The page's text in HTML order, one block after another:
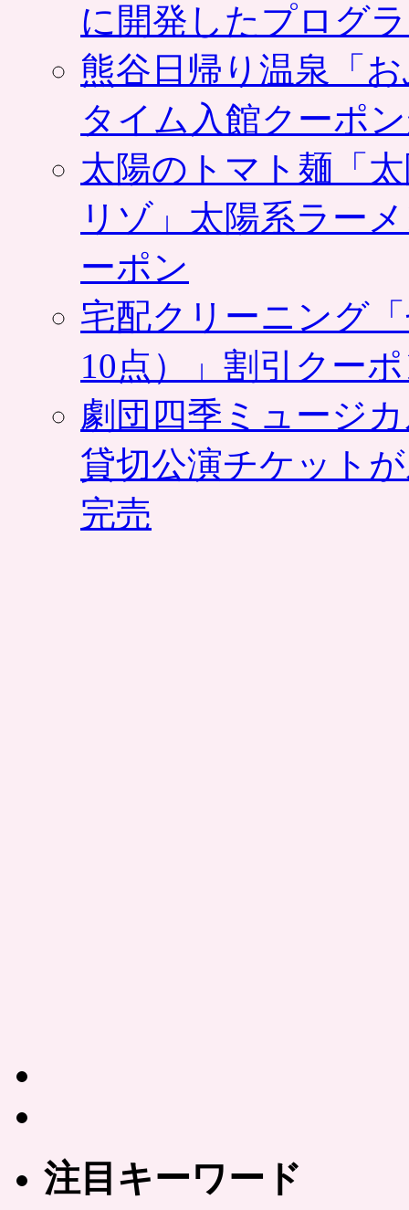
に開発したプログ
熊谷日帰り温泉「
タイム入館クーポ
太陽のトマト麺「
リゾ」太陽系ラー
ーポン
宅配クリーニング
10点）」割引クー
劇団四季ミュージ
貸切公演チケット
完売
注目キーワード